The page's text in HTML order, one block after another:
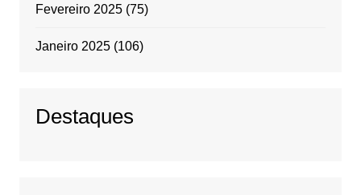
Fevereiro 2025(75)
Janeiro 2025(106)
Destaques